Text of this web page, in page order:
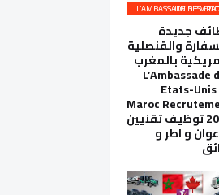
L’AMBASSADE DES ETATS-UNIS
جديدة
والقنصلية
بالمغرب
L’Ambassade
Etats-Unis
Maroc
2024 توظيف تقنيين
و اطر و